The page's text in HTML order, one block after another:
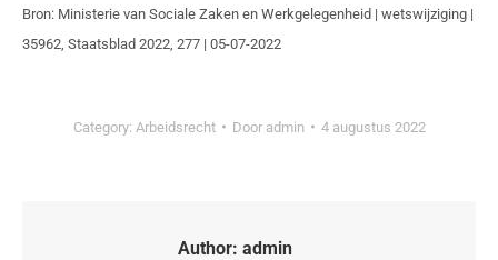
Bron: Ministerie van Sociale Zaken en Werkgelegenheid | wetswijziging |
35962, Staatsblad 2022, 277 | 05-07-2022
Category: Arbeidsrecht Door admin 4 augustus 2022
Author: admin